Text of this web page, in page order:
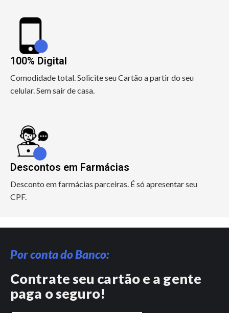
100% Digital
Comodidade total. Solicite seu Cartão a partir do seu
celular. Sem sair de casa.
Descontos em Farmácias
Desconto em farmácias parceiras. É só apresentar seu
CPF.
Por conta do Banco:
Contrate seu cartão e a gente
paga o seguro!